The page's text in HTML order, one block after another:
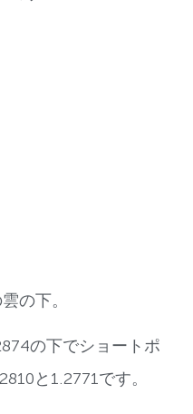
の下。
の下でショートポ
と1.2771です。